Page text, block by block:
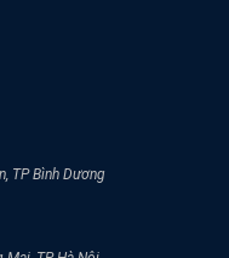
TP Bình Dương